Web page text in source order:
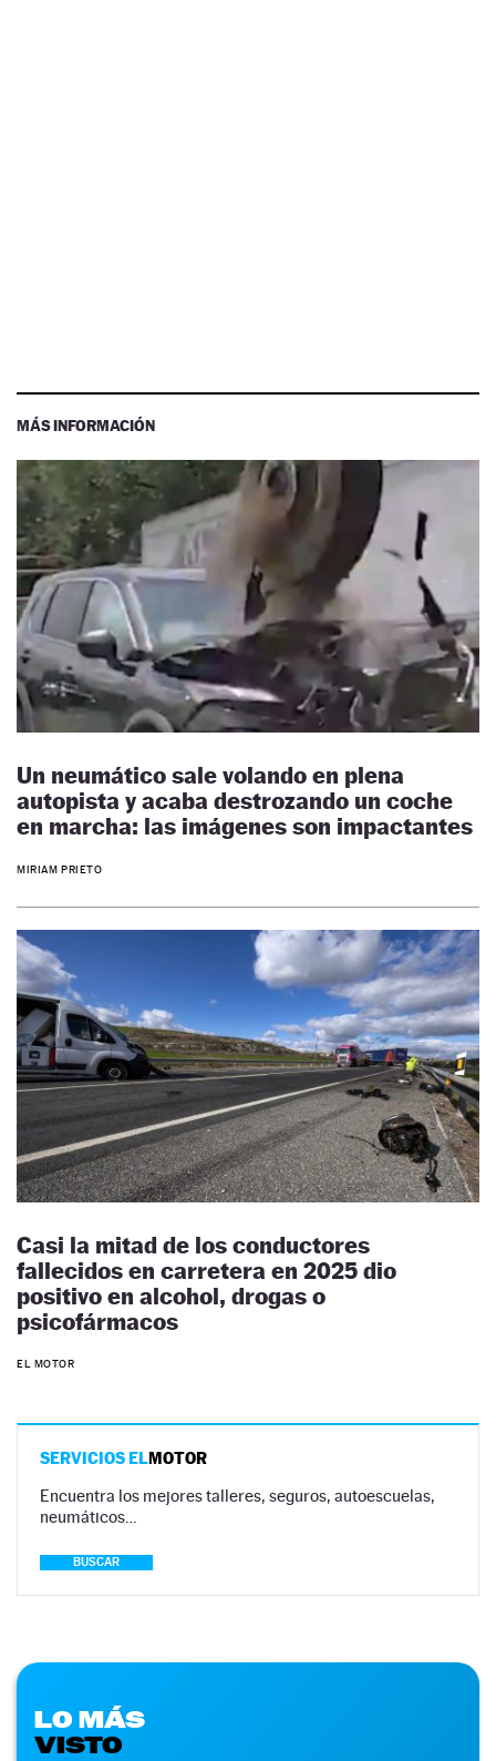
MÁS INFORMACIÓN
Un neumático sale volando en plena
autopista y acaba destrozando un coche
en marcha: las imágenes son impactantes
MIRIAM PRIETO
Casi la mitad de los conductores
fallecidos en carretera en 2025 dio
positivo en alcohol, drogas o
psicofármacos
EL MOTOR
SERVICIOS ELMOTOR
Encuentra los mejores talleres, seguros, autoescuelas,
neumáticos…
BUSCAR
LO MÁS
VISTO